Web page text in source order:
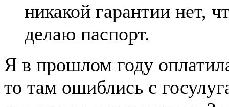
никакой гарантии нет,
делаю паспорт.
Я в прошлом году
то там ошиблись с